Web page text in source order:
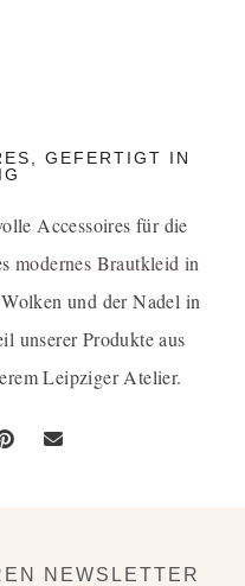
GEFERTIGT IN
Accessoires für die
modernes Brautkleid in
und der Nadel in
unserer Produkte aus
Leipziger Atelier.
NEWSLETTER